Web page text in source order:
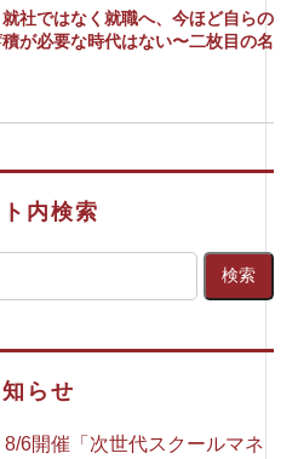
社ではなく就職へ、今ほど自らの
が必要な時代はない〜二枚目の名
内検索
らせ
8/6開催「次世代スクールマネ